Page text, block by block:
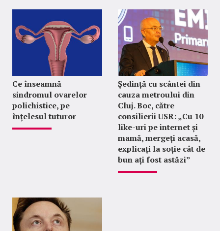
Ce înseamnă
sindromul ovarelor
polichistice, pe
înțelesul tuturor
Ședință cu scântei din
cauza metroului din
Cluj. Boc, către
consilierii USR: „Cu 10
like-uri pe internet și
mamă, mergeți acasă,
explicați la soție cât de
bun ați fost astăzi”